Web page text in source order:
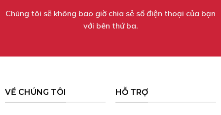
Chúng tôi sẽ không bao giờ chia sẻ số điện thoại của bạn
với bên thứ ba.
VỀ CHÚNG TÔI HỖ TRỢ